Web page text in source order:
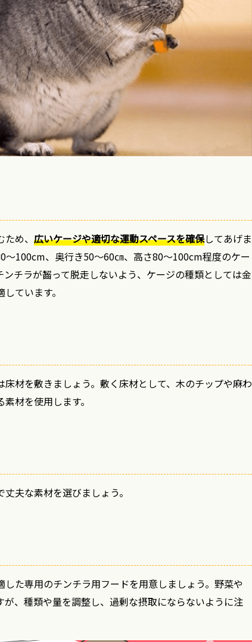
め、 広いケージや適切な運動スペースを確保してあげま
～100cm、奥行き50～60㎝、高さ80～100cm程度のケー
チラが齧って脱走しないよう、ケージの種類としては金
ています。
材を敷きましょう。敷く床材として、木のチップや麻わ
材を使用します。
夫な素材を選びましょう。
た専用のチンチラ用フードを用意しましょう。野菜や
が、種類や量を調整し、過剰な摂取にならないように注